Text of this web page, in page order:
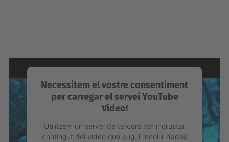
Necessitem el vostre consentiment
per carregar el servei YouTube
Video!
Utilitzem un servei de tercers per incrustar
contingut del vídeo que pugui recollir dades